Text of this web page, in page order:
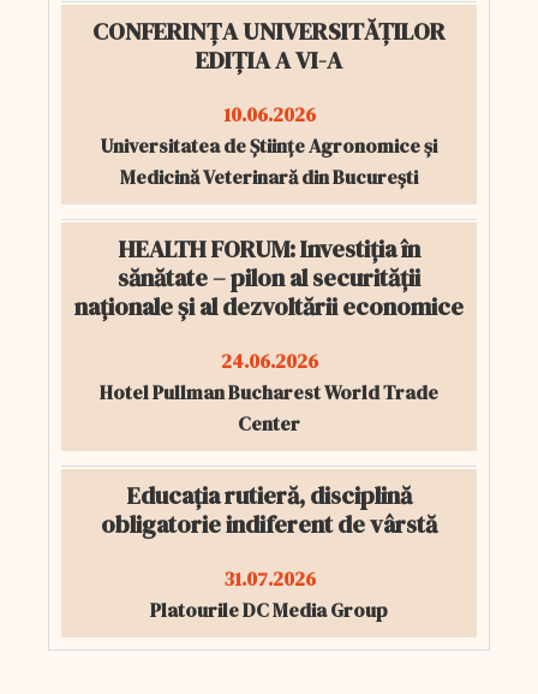
CONFERINȚA UNIVERSITĂȚILOR
EDIȚIA A VI-A
10.06.2026
Universitatea de Științe Agronomice și
Medicină Veterinară din București
HEALTH FORUM: Investiția în
sănătate – pilon al securității
naționale și al dezvoltării economice
24.06.2026
Hotel Pullman Bucharest World Trade
Center
Educația rutieră, disciplină
obligatorie indiferent de vârstă
31.07.2026
Platourile DC Media Group